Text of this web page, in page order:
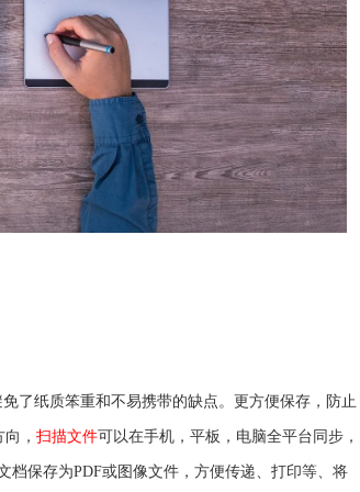
纸质笨重和不易携带的缺点。更方便保存，防止
， 扫描文件可以在手机，平板，电脑全平台同步，
档保存为PDF或图像文件，方便传递、打印等、将